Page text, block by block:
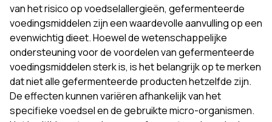
van het risico op voedselallergieën, gefermenteerde
voedingsmiddelen zijn een waardevolle aanvulling op een
evenwichtig dieet. Hoewel de wetenschappelijke
ondersteuning voor de voordelen van gefermenteerde
voedingsmiddelen sterk is, is het belangrijk op te merken
dat niet alle gefermenteerde producten hetzelfde zijn.
De effecten kunnen variëren afhankelijk van het
specifieke voedsel en de gebruikte micro-organismen.